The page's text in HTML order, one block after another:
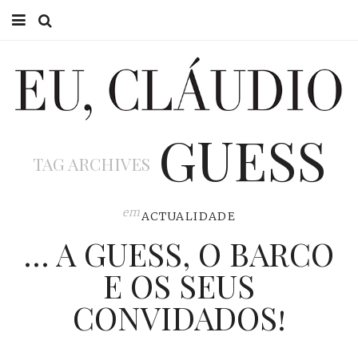
EU CLÁUDIO
EU NA TV
ACTUALIDADE
TAG ARCHIVES GUESS
emACTUALIDADE
… A GUESS, O BARCO
E OS SEUS
CONVIDADOS!